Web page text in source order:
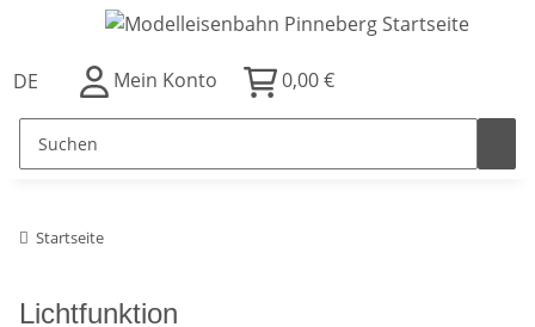
DE Mein Konto 0,00 €
Startseite
Lichtfunktion